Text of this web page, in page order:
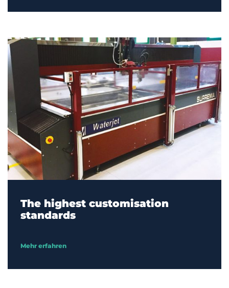
The highest customisation
standards
Mehr erfahren